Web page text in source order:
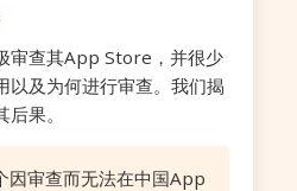
审查其App Store，并很少
以及为何进行审查。我们揭
果。
因审查而无法在中国App